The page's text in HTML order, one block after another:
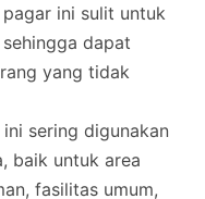
ini sulit untuk
dapat
yang tidak
ini sering digunakan
baik untuk area
fasilitas umum,